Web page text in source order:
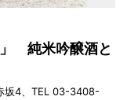
」 純米吟醸酒と
坂4、TEL 03-3408-